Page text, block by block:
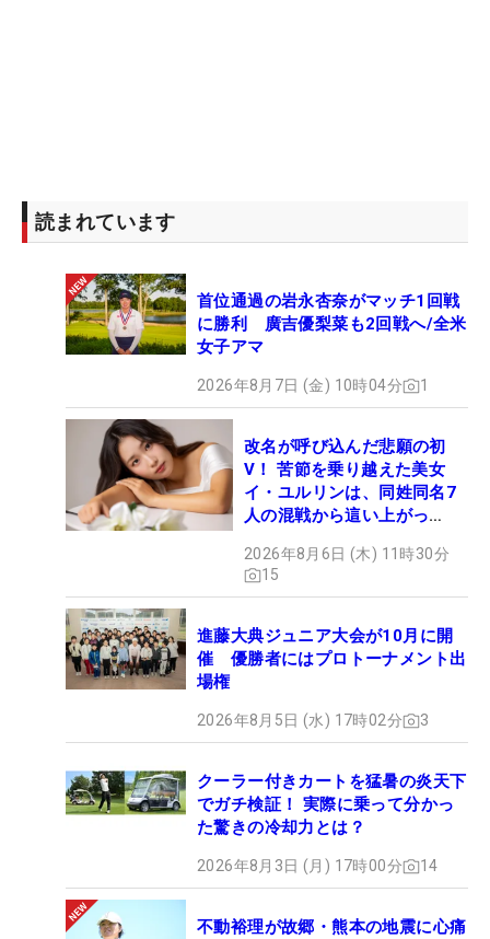
読まれています
首位通過の岩永杏奈がマッチ1回戦
に勝利 廣吉優梨菜も2回戦へ/全米
女子アマ
2026年8月7日 (金) 10時04分 1
改名が呼び込んだ悲願の初
V！ 苦節を乗り越えた美女
イ・ユルリンは、同姓同名7
人の混戦から這い上がっ
2026年8月6日 (木) 11時30分
15
進藤大典ジュニア大会が10月に開
催 優勝者にはプロトーナメント出
場権
2026年8月5日 (水) 17時02分 3
クーラー付きカートを猛暑の炎天下
でガチ検証！ 実際に乗って分かっ
た驚きの冷却力とは？
2026年8月3日 (月) 17時00分 14
不動裕理が故郷・熊本の地震に心痛